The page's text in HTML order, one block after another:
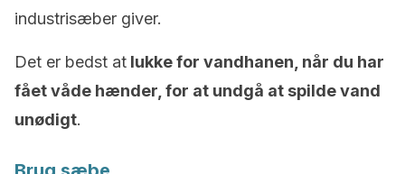
industrisæber giver.
Det er bedst at lukke for vandhanen, når du har
fået våde hænder, for at undgå at spilde vand
unødigt.